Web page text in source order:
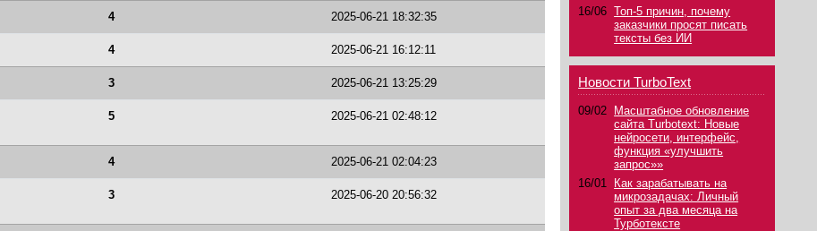
4 2025-06-21 18:32:35
4 2025-06-21 16:12:11
3 2025-06-21 13:25:29
5 2025-06-21 02:48:12
4 2025-06-21 02:04:23
3 2025-06-20 20:56:32
16/06 Топ-5 причин, почему
заказчики просят писать
тексты без ИИ
Новости TurboText
09/02
Масштабное обновление
сайта Turbotext: Новые
нейросети, интерфейс,
функция «улучшить
запрос»»
16/01
Как зарабатывать на
микрозадачах: Личный
опыт за два месяца на
Турботексте